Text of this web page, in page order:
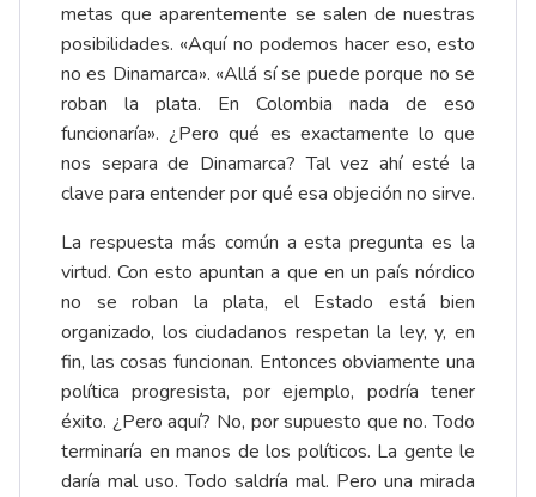
metas que aparentemente se salen de nuestras
posibilidades. «Aquí no podemos hacer eso, esto
no es Dinamarca». «Allá sí se puede porque no se
roban la plata. En Colombia nada de eso
funcionaría». ¿Pero qué es exactamente lo que
nos separa de Dinamarca? Tal vez ahí esté la
clave para entender por qué esa objeción no sirve.
La respuesta más común a esta pregunta es la
virtud. Con esto apuntan a que en un país nórdico
no se roban la plata, el Estado está bien
organizado, los ciudadanos respetan la ley, y, en
fin, las cosas funcionan. Entonces obviamente una
política progresista, por ejemplo, podría tener
éxito. ¿Pero aquí? No, por supuesto que no. Todo
terminaría en manos de los políticos. La gente le
daría mal uso. Todo saldría mal. Pero una mirada